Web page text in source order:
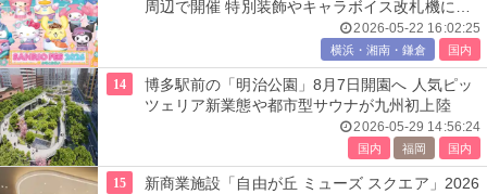
周辺で開催 特別装飾やキャラボイス改札機に搭
2026-05-22 16:02:25
横浜・湘南・鎌倉 国内
14
博多駅前の「明治公園」8月7日開園へ 人気ピッ
ツェリア新業態や都市型サウナが九州初上陸
2026-05-29 14:56:24
国内 福岡 国内
15
新商業施設「自由が丘 ミューズ スクエア」2026